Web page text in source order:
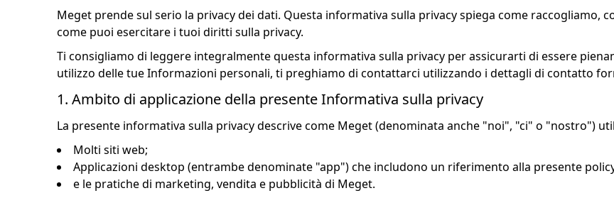
Meget prende sul serio la privacy dei dati. Questa informativa sulla privacy spiega come raccogliamo,
come puoi esercitare i tuoi diritti sulla privacy.
Ti consigliamo di leggere integralmente questa informativa sulla privacy per assicurarti di essere
utilizzo delle tue Informazioni personali, ti preghiamo di contattarci utilizzando i dettagli di contatto
1. Ambito di applicazione della presente Informativa sulla privacy
La presente informativa sulla privacy descrive come Meget (denominata anche "noi", "ci" o "nostro")
Molti siti web;
Applicazioni desktop (entrambe denominate "app") che includono un riferimento alla presente
e le pratiche di marketing, vendita e pubblicità di Meget.